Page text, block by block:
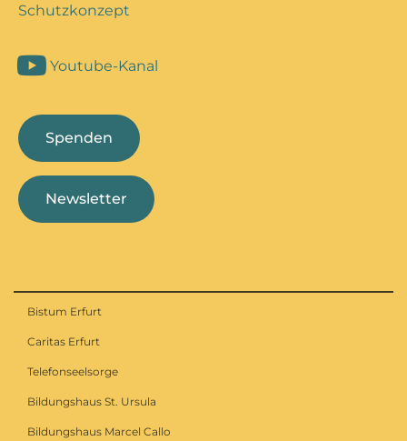
Schutzkonzept
Youtube-Kanal
Spenden
Newsletter
Bistum Erfurt
Caritas Erfurt
Telefonseelsorge
Bildungshaus St. Ursula
Bildungshaus Marcel Callo